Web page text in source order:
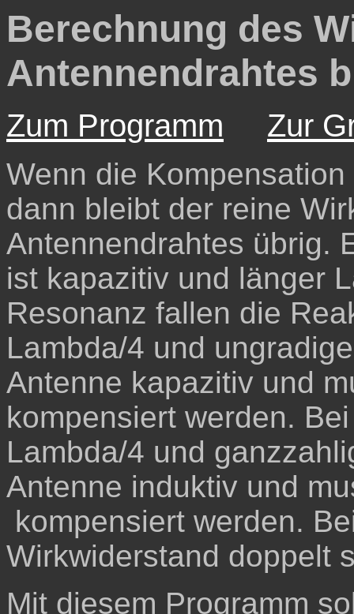
Berechnung des
Antennendrahtes
Zum Programm Zur
Wenn die
dann bleibt der reine
Antennendrahtes übrig.
ist kapazitiv und länger
Resonanz fallen die
Lambda/4 und
Antenne kapazitiv und
kompensiert werden.
Lambda/4 und
Antenne induktiv und
kompensiert werden.
Wirkwiderstand doppelt
Mit diesem Programm